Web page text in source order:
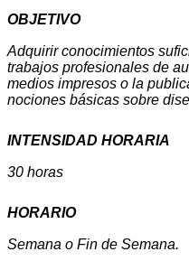
OBJETIVO
Adquirir conocimientos
trabajos profesionales de
medios impresos o la
nociones básicas sobre
INTENSIDAD HORARIA
30 horas
HORARIO
Semana o Fin de Semana.